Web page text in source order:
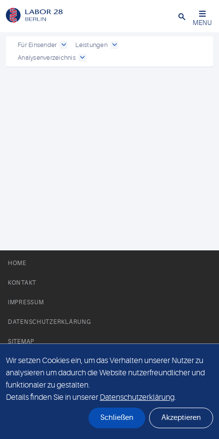
Schließen
MENU
Für Einsender
Leistungen
Analysenverzeichnis
HOME
KONTAKT
IMPRESSUM
DATENSCHUTZERKLÄRUNG
SITEMAP
NEWS PARTNER
Wir setzen Cookies ein, um das Verhalten unserer Nutzer zu
analysieren um dadurch die Website nutzerfreundlicher und
funktionaler zu gestalten.
Details finden Sie in unserer Datenschutzerklärung.
Schließen Akzeptieren